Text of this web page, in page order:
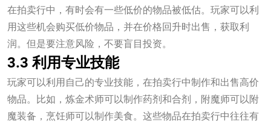
在拍卖行中，有时会有一些低价的物品被低估。玩家可以利
用这些机会购买低价物品，并在价格回升时出售，获取利
润。但是要注意风险，不要盲目投资。
3.3 利用专业技能
玩家可以利用自己的专业技能，在拍卖行中制作和出售高价
物品。比如，炼金术师可以制作药剂和合剂，附魔师可以附
魔装备，烹饪师可以制作美食。这些物品在拍卖行中往往有